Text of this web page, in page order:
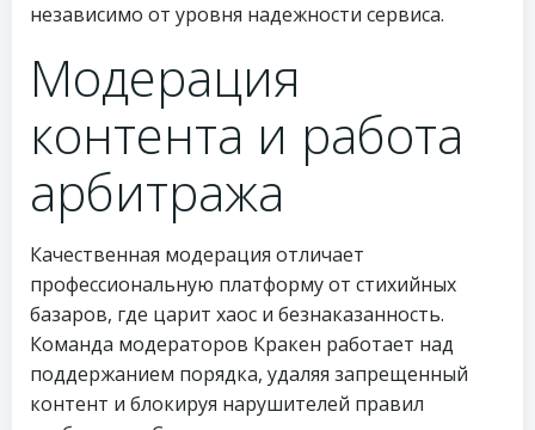
независимо от уровня надежности сервиса.
Модерация
контента и работа
арбитража
Качественная модерация отличает
профессиональную платформу от стихийных
базаров, где царит хаос и безнаказанность.
Команда модераторов Кракен работает над
поддержанием порядка, удаляя запрещенный
контент и блокируя нарушителей правил